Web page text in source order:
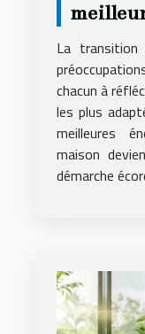
maison
La
chacun à
les plus
meilleures
maison
démarche